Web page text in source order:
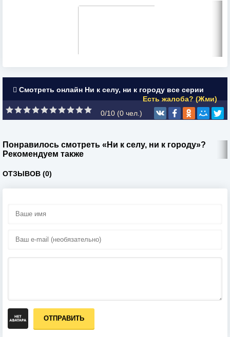
Смотреть онлайн Ни к селу, ни к городу все серии
Есть жалоба? (Жми)
0/10 (0 чел.)
Понравилось смотреть «Ни к селу, ни к городу»?
Рекомендуем также
ОТЗЫВОВ (0)
ОТПРАВИТЬ